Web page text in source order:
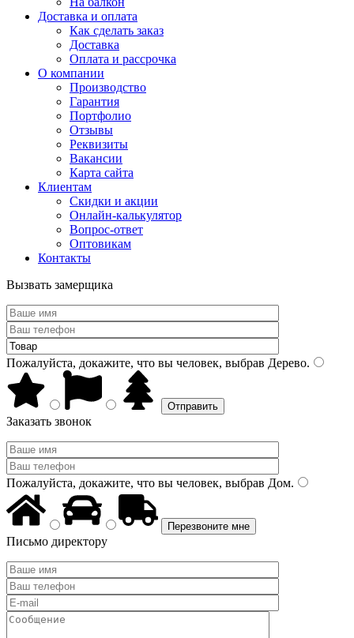
Доставка и оплата
Как сделать заказ
Доставка
Оплата и рассрочка
О компании
Производство
Гарантия
Портфолио
Отзывы
Реквизиты
Вакансии
Карта сайта
Клиентам
Скидки и акции
Онлайн-калькулятор
Вопрос-ответ
Оптовикам
Контакты
Вызвать замерщика
Пожалуйста, докажите, что вы человек, выбрав Дерево.
Заказать звонок
Пожалуйста, докажите, что вы человек, выбрав Дом.
Письмо директору